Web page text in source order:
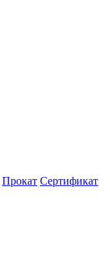
Прокат Сертификат